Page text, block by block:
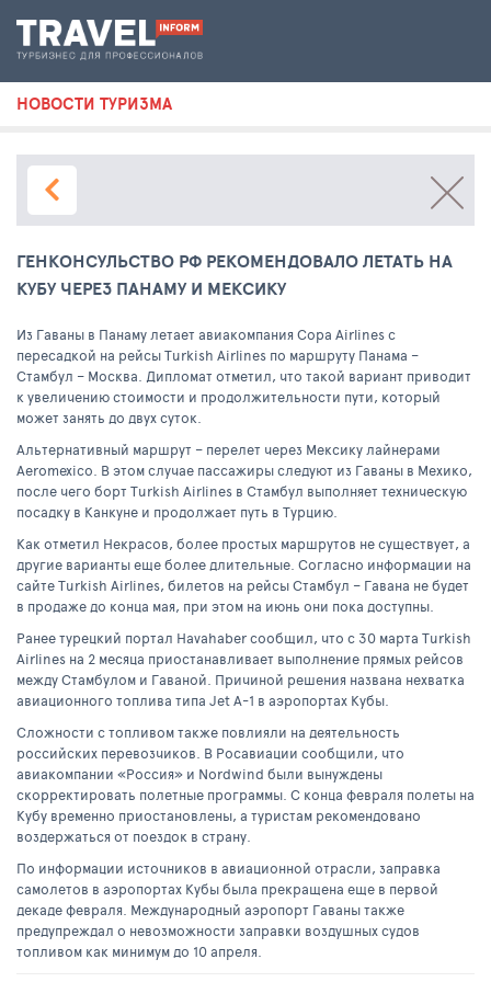
НОВОСТИ ТУРИЗМА
ГЕНКОНСУЛЬСТВО РФ РЕКОМЕНДОВАЛО ЛЕТАТЬ НА
КУБУ ЧЕРЕЗ ПАНАМУ И МЕКСИКУ
Из Гаваны в Панаму летает авиакомпания Copa Airlines с
пересадкой на рейсы Turkish Airlines по маршруту Панама –
Стамбул – Москва. Дипломат отметил, что такой вариант приводит
к увеличению стоимости и продолжительности пути, который
может занять до двух суток.
Альтернативный маршрут – перелет через Мексику лайнерами
Aeromexico. В этом случае пассажиры следуют из Гаваны в Мехико,
после чего борт Turkish Airlines в Стамбул выполняет техническую
посадку в Канкуне и продолжает путь в Турцию.
Как отметил Некрасов, более простых маршрутов не существует, а
другие варианты еще более длительные. Согласно информации на
сайте Turkish Airlines, билетов на рейсы Стамбул – Гавана не будет
в продаже до конца мая, при этом на июнь они пока доступны.
Ранее турецкий портал Havahaber сообщил, что с 30 марта Turkish
Airlines на 2 месяца приостанавливает выполнение прямых рейсов
между Стамбулом и Гаваной. Причиной решения названа нехватка
авиационного топлива типа Jet A-1 в аэропортах Кубы.
Сложности с топливом также повлияли на деятельность
российских перевозчиков. В Росавиации сообщили, что
авиакомпании «Россия» и Nordwind были вынуждены
скорректировать полетные программы. С конца февраля полеты на
Кубу временно приостановлены, а туристам рекомендовано
воздержаться от поездок в страну.
По информации источников в авиационной отрасли, заправка
самолетов в аэропортах Кубы была прекращена еще в первой
декаде февраля. Международный аэропорт Гаваны также
предупреждал о невозможности заправки воздушных судов
топливом как минимум до 10 апреля.